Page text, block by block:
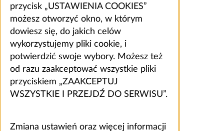
przycisk „USTAWIENIA COOKIES”
możesz otworzyć okno, w którym
dowiesz się, do jakich celów
wykorzystujemy pliki cookie, i
potwierdzić swoje wybory. Możesz też
od razu zaakceptować wszystkie pliki
przyciskiem „ZAAKCEPTUJ
WSZYSTKIE I PRZEJDŹ DO SERWISU”.
Zmiana ustawień oraz więcej informacji